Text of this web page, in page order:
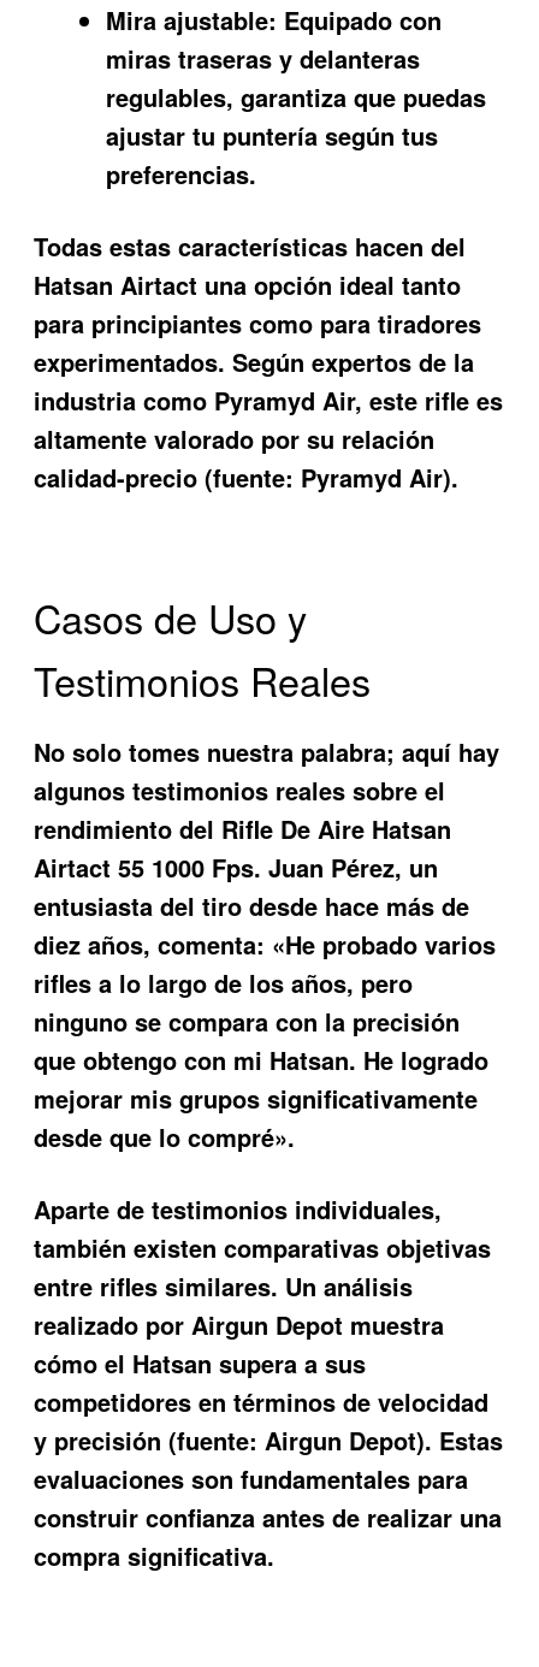
Mira ajustable: Equipado con
miras traseras y delanteras
regulables, garantiza que puedas
ajustar tu puntería según tus
preferencias.
Todas estas características hacen del
Hatsan Airtact una opción ideal tanto
para principiantes como para tiradores
experimentados. Según expertos de la
industria como Pyramyd Air, este rifle es
altamente valorado por su relación
calidad-precio (fuente: Pyramyd Air).
Casos de Uso y
Testimonios Reales
No solo tomes nuestra palabra; aquí hay
algunos testimonios reales sobre el
rendimiento del Rifle De Aire Hatsan
Airtact 55 1000 Fps. Juan Pérez, un
entusiasta del tiro desde hace más de
diez años, comenta: «He probado varios
rifles a lo largo de los años, pero
ninguno se compara con la precisión
que obtengo con mi Hatsan. He logrado
mejorar mis grupos significativamente
desde que lo compré».
Aparte de testimonios individuales,
también existen comparativas objetivas
entre rifles similares. Un análisis
realizado por Airgun Depot muestra
cómo el Hatsan supera a sus
competidores en términos de velocidad
y precisión (fuente: Airgun Depot). Estas
evaluaciones son fundamentales para
construir confianza antes de realizar una
compra significativa.